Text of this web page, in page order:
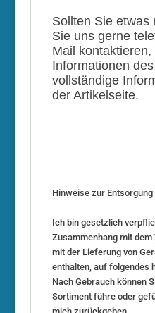
Sollten Sie etwas
Sie uns gerne
Mail kontaktieren,
Informationen
vollständige
der Artikelseite.
Hinweise zur
Ich bin gesetzlich
Zusammenhang mit
mit der Lieferung von
enthalten, auf folgendes
Nach Gebrauch können
Sortiment führe oder